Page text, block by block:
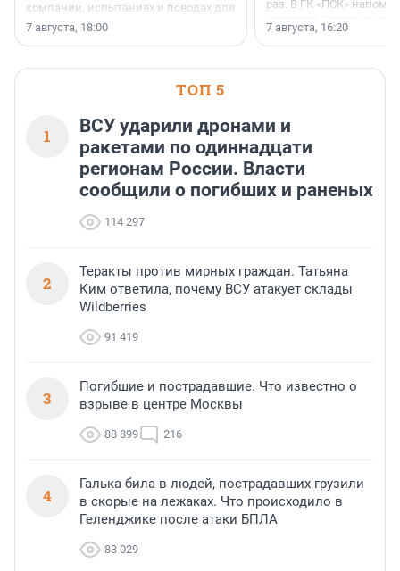
компании, испытаниях и поводах для
осторожного оптимизма.
7 августа, 18:00
раз. В ГК «ПСК»
поменялась роль
7 августа, 16:20
ТОП 5
1
ВСУ ударили дронами и
ракетами по одиннадцати
регионам России. Власти
сообщили о погибших и раненых
114 297
2
Теракты против мирных граждан. Татьяна
Ким ответила, почему ВСУ атакует склады
Wildberries
91 419
3
Погибшие и пострадавшие. Что известно о
взрыве в центре Москвы
88 899 216
4
Галька била в людей, пострадавших грузили
в скорые на лежаках. Что происходило в
Геленджике после атаки БПЛА
83 029